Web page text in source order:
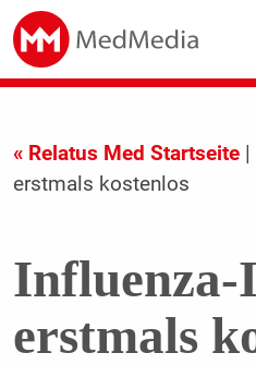
« Relatus Med Startseite|
erstmals kostenlos
Influenza-
erstmals